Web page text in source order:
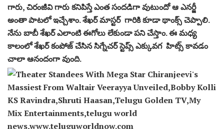
గారు, చిరంజీవి గారు కనిపిస్తే ఎంత సందడిగా వుటుందో ఆ ఎనర్జీ
అంతా పాటలో ఇచ్చేశాం. శేఖర్ మాస్టర్ గారికి కూడా థాంక్స్ చెప్పాలి.
నేను బాబీ శేఖర్ ఎలాంటి ఈగోలు లేకుండా పని చేస్తాం. ఈ మధ్య
కాలంలో శేఖర్ కంపోజ్ చేసిన సిగ్నేచర్ స్టెప్స్ ఎక్కువగ హిట్స్ కావడం
చాలా ఆనందంగా వుంది.